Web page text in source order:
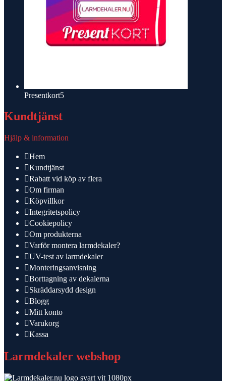
Presentkort55
Kundtjänst
Hjälp & information
Hem
Kundtjänst
Rabatt vid köp av flera
Om firman
Köpvillkor
Integritetspolicy
Cookiepolicy
Om produkterna
Varför montera larmdekaler?
UV-test av larmdekaler
Monteringsanvisning
Borttagning av dekalerna
Skräddarsydd design
Blogg
Mitt konto
Varukorg
Kassa
Larmdekaler webshop